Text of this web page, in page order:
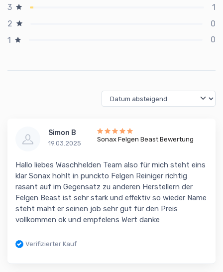
3
1
2
0
1
0
Simon B
19.03.2025
Sonax Felgen Beast Bewertung
Hallo liebes Waschhelden Team also für mich steht eins
klar Sonax hohlt in punckto Felgen Reiniger richtig
rasant auf im Gegensatz zu anderen Herstellern der
Felgen Beast ist sehr stark und effektiv so wieder Name
steht maht er seinen job sehr gut für den Preis
vollkommen ok und empfelens Wert danke
Verifizierter Kauf